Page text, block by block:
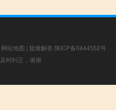
网站地图 | 疑难解答 陕ICP备0444552号
时纠正，谢谢